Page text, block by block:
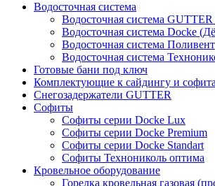
Водосточная система
Водосточная система
Водосточная система Docke
Водосточная система Поливент
Водосточная система
Готовые бани под ключ
Комплектующие к сайдингу и
Снегозадержатели GUTTER
Софиты
Софиты серии Docke Lux
Софиты серии Docke Premium
Софиты серии Docke Standart
Софиты Технониколь оптима
Кровельное оборудование
Горелка кровельная газовая